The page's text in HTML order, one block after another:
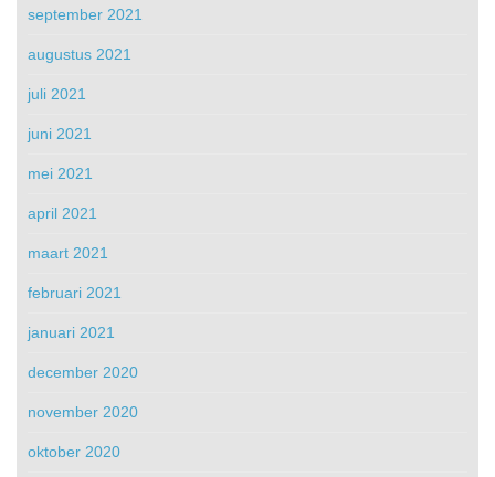
september 2021
augustus 2021
juli 2021
juni 2021
mei 2021
april 2021
maart 2021
februari 2021
januari 2021
december 2020
november 2020
oktober 2020